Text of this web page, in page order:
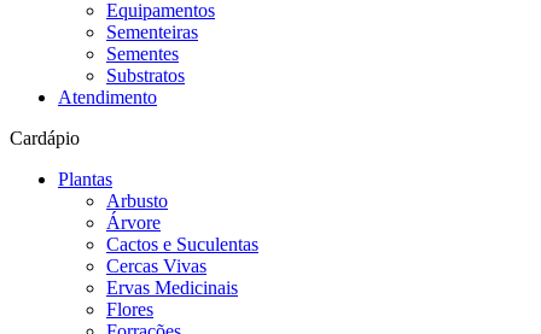
Equipamentos
Sementeiras
Sementes
Substratos
Atendimento
Cardápio
Plantas
Arbusto
Árvore
Cactos e Suculentas
Cercas Vivas
Ervas Medicinais
Flores